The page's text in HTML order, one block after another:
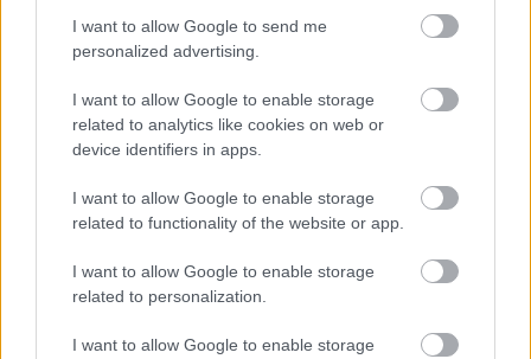
I want to allow Google to send me
personalized advertising.
I want to allow Google to enable storage
related to analytics like cookies on web or
device identifiers in apps.
I want to allow Google to enable storage
related to functionality of the website or app.
I want to allow Google to enable storage
related to personalization.
I want to allow Google to enable storage
06/08/2026
Η FIVB σχεδιάζει να διοργανώσει το Παγκόσμιο
06/08/2026
με τον «Ιπτάμενο Ολλανδό» Βίλτενμπουργκ
05/08/2026
Ισόπαλο το πρωτο φιλικό τεστ της Εθνικής στο